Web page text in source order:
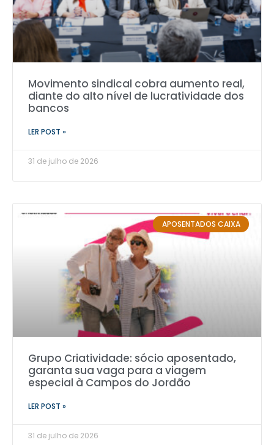
Movimento sindical cobra aumento real,
diante do alto nível de lucratividade dos
bancos
LER POST »
31 de julho de 2026
APOSENTADOS CAIXA
Grupo Criatividade: sócio aposentado,
garanta sua vaga para a viagem
especial à Campos do Jordão
LER POST »
31 de julho de 2026